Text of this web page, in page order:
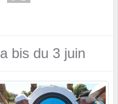
bis du 3 juin